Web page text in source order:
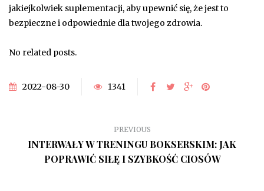
jakiejkolwiek suplementacji, aby upewnić się, że jest to
bezpieczne i odpowiednie dla twojego zdrowia.
No related posts.
2022-08-30 1341
PREVIOUS
INTERWAŁY W TRENINGU BOKSERSKIM: JAK
POPRAWIĆ SIŁĘ I SZYBKOŚĆ CIOSÓW